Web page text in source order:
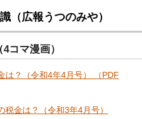
（広報うつのみや）
コマ漫画）
は？（令和4年4月号） （PDF
金は？（令和3年4月号）